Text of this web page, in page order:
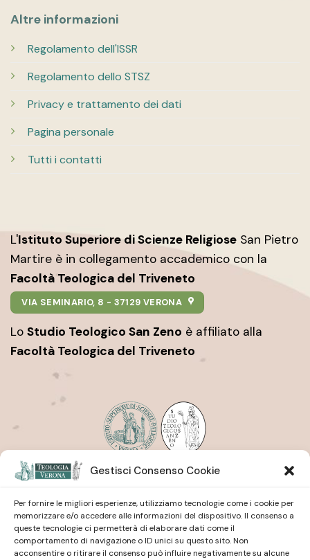
Gestisci Consenso Cookie
Per fornire le migliori esperienze, utilizziamo tecnologie come i cookie per
memorizzare e/o accedere alle informazioni del dispositivo. Il consenso a
queste tecnologie ci permetterà di elaborare dati come il
comportamento di navigazione o ID unici su questo sito. Non
acconsentire o ritirare il consenso può influire negativamente su alcune
Altre informazioni
Regolamento dell'ISSR
Regolamento dello STSZ
Privacy e trattamento dei dati
Pagina personale
Tutti i contatti
L'Istituto Superiore di Scienze Religiose San Pietro
Martire è in collegamento accademico con la
Facoltà Teologica del Triveneto
VIA SEMINARIO, 8 - 37129 VERONA
Lo Studio Teologico San Zeno è affiliato alla
Facoltà Teologica del Triveneto
Istituto Superiore di Scienze Religiose
| San Pietro